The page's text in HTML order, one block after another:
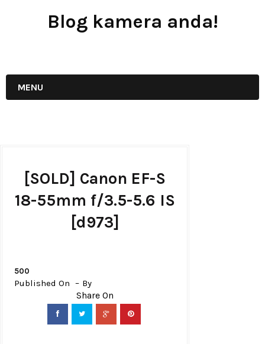
Blog kamera anda!
MENU
[SOLD] Canon EF-S
18-55mm f/3.5-5.6 IS
[d973]
500
Published On By